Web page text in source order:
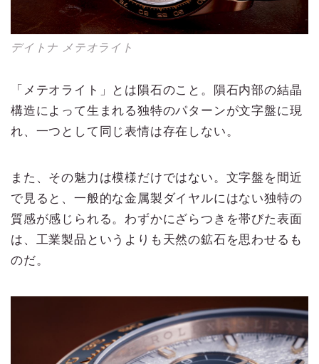
デイトナ メテオライト
「メテオライト」とは隕石のこと。隕石内部の結晶
構造によって生まれる独特のパターンが文字盤に現
れ、一つとして同じ表情は存在しない。
また、その魅力は模様だけではない。文字盤を間近
で見ると、一般的な金属製ダイヤルにはない独特の
質感が感じられる。わずかにざらつきを帯びた表面
は、工業製品というよりも天然の鉱石を思わせるも
のだ。